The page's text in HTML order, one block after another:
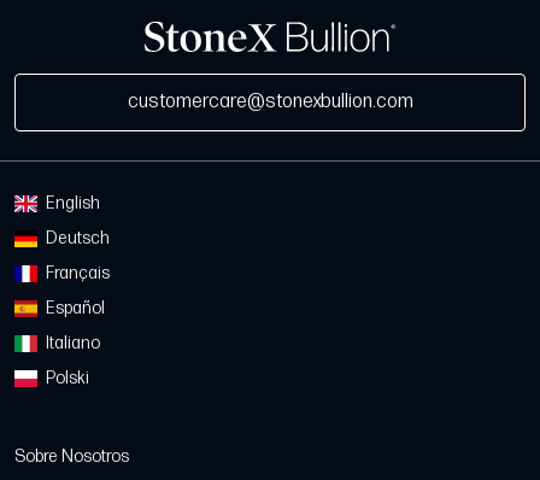
customercare@stonexbullion.com
English
Deutsch
Français
Español
Italiano
Polski
Sobre Nosotros